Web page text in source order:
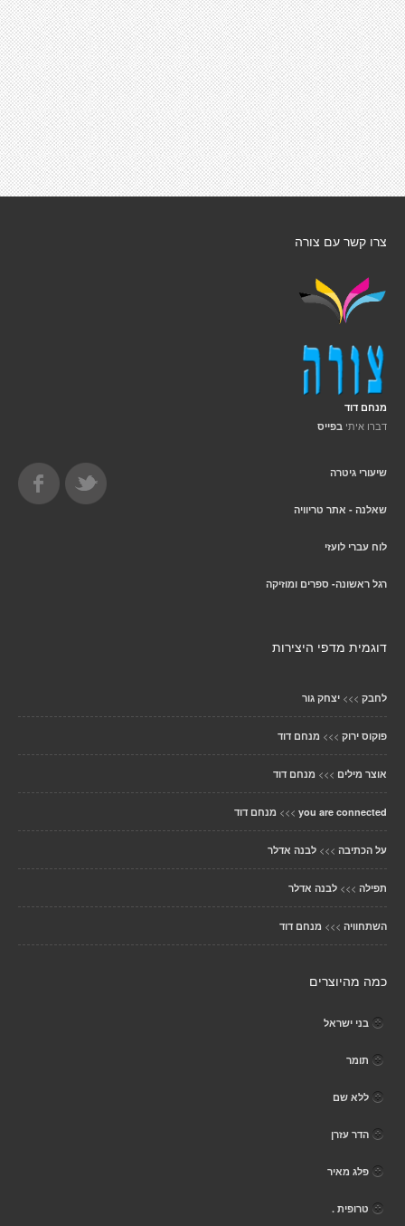
צרו קשר עם צורה
מנחם דוד
דברו איתי בפייס
שיעורי גיטרה
שאלנה - אתר טריוויה
לוח עברי לועזי
רגל ראשונה- ספרים ומוזיקה
דוגמית מדפי היצירות
לחבק >>> יצחק גור
פוקוס ירוק >>> מנחם דוד
אוצר מילים >>> מנחם דוד
you are connected
>>> מנחם דוד
על הכתיבה >>> לבנה אדלר
תפילה >>> לבנה אדלר
השתחוויה >>> מנחם דוד
כמה מהיוצרים
בני ישראל
תומר
ללא שם
הדר עזרן
פלג מאיר
טרופית .